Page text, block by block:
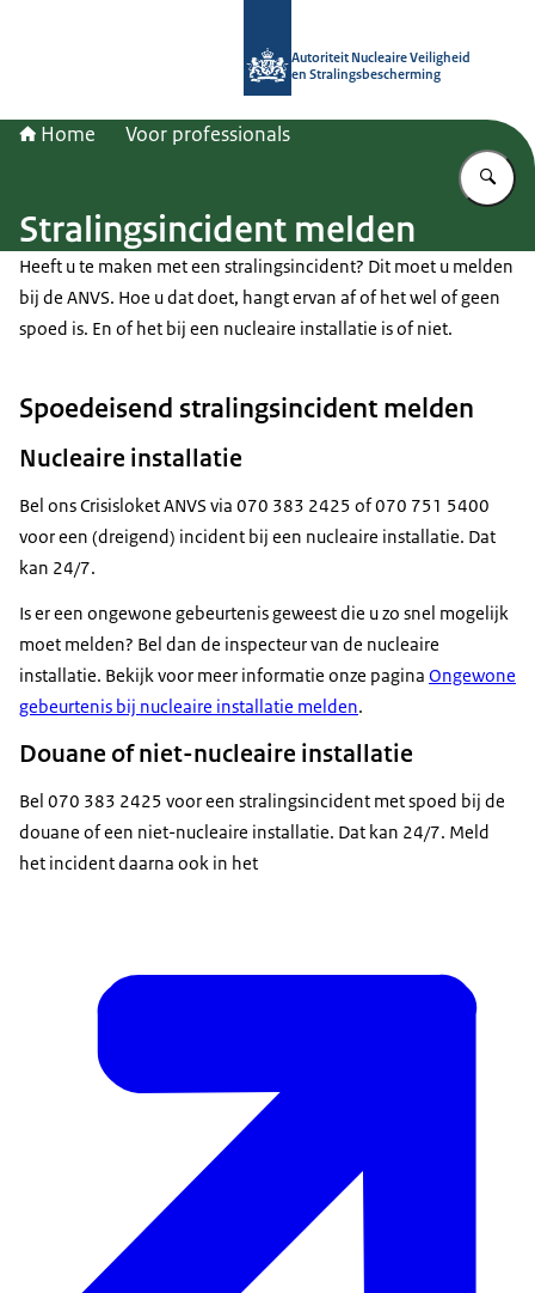
Autoriteit Nucleaire Veiligheid
en Stralingsbescherming
Home Voor professionals
Stralingsincident melden
Heeft u te maken met een stralingsincident? Dit moet u melden
bij de ANVS. Hoe u dat doet, hangt ervan af of het wel of geen
spoed is. En of het bij een nucleaire installatie is of niet.
Spoedeisend stralingsincident melden
Nucleaire installatie
Bel ons Crisisloket ANVS via 070 383 2425 of 070 751 5400
voor een (dreigend) incident bij een nucleaire installatie. Dat
kan 24/7.
Is er een ongewone gebeurtenis geweest die u zo snel mogelijk
moet melden? Bel dan de inspecteur van de nucleaire
installatie. Bekijk voor meer informatie onze pagina Ongewone
gebeurtenis bij nucleaire installatie melden.
Douane of niet-nucleaire installatie
Bel 070 383 2425 voor een stralingsincident met spoed bij de
douane of een niet-nucleaire installatie. Dat kan 24/7. Meld
het incident daarna ook in het